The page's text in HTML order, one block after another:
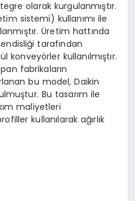
olarak kurgulanmıştır.
sistemi) kullanımı ile
Üretim hattında
tarafından
kullanılmıştır.
fabrikaların
bu model, Daikin
Bu tasarım ile
maliyetleri
kullanılarak ağırlık